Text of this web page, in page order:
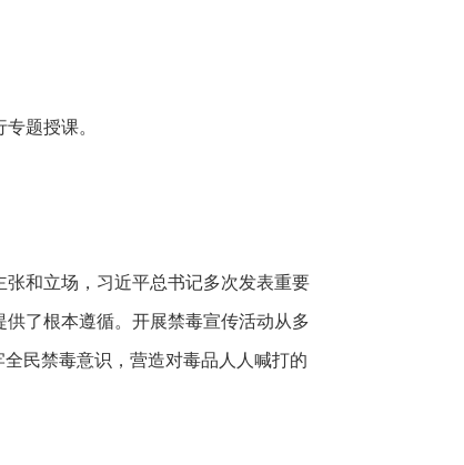
题授课。
张和立场，习近平总书记多次发表重要
了根本遵循。开展禁毒宣传活动从多
民禁毒意识，营造对毒品人人喊打的